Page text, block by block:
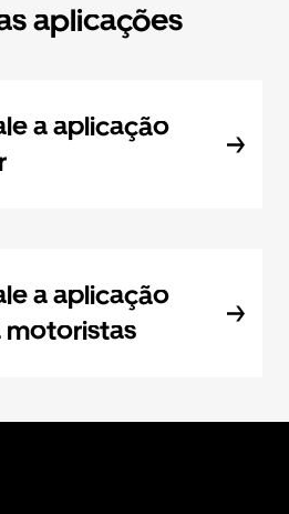
aplicações
a aplicação
a aplicação
motoristas